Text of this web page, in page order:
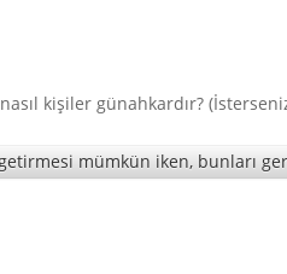
kişiler günahkardır?
mümkün iken, bunları